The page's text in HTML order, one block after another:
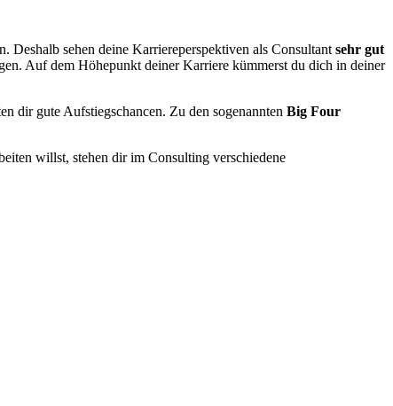
Deshalb sehen deine Karriereperspektiven als Consultant sehr gut
Auf dem Höhepunkt deiner Karriere kümmerst du dich in deiner
dir gute Aufstiegschancen. Zu den sogenannten Big Four
willst, stehen dir im Consulting verschiedene